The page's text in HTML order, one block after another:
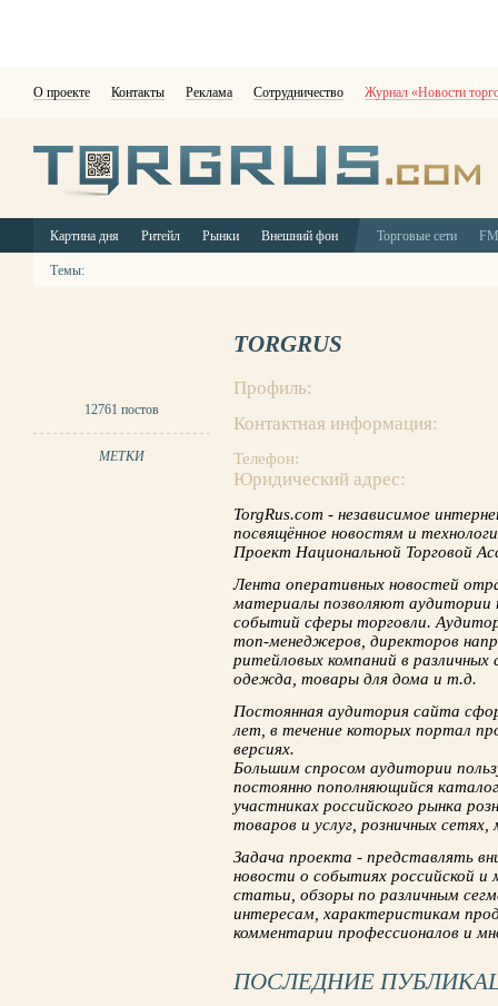
О проекте Контакты Реклама Сотрудничество Журнал «Новости
Картина дня Ритейл Рынки Внешний фон Торговые сети
Темы:
12761 постов
МЕТКИ
TORGRUS
Профиль:
Контактная информация:
Телефон:
Юридический адрес:
TorgRus.com - независимое
посвящённое новостям и
Проект Национальной Торговой
Лента оперативных новостей
материалы позволяют аудитории
событий сферы торговли.
топ-менеджеров, директоров
ритейловых компаний в
одежда, товары для дома и т.д.
Постоянная аудитория сайта
лет, в течение которых портал
версиях.
Большим спросом аудитории
постоянно пополняющийся
участниках российского рынка
товаров и услуг, розничных
Задача проекта - представлять
новости о событиях российской и
статьи, обзоры по различным
интересам, характеристикам
комментарии профессионалов и
ПОСЛЕДНИЕ